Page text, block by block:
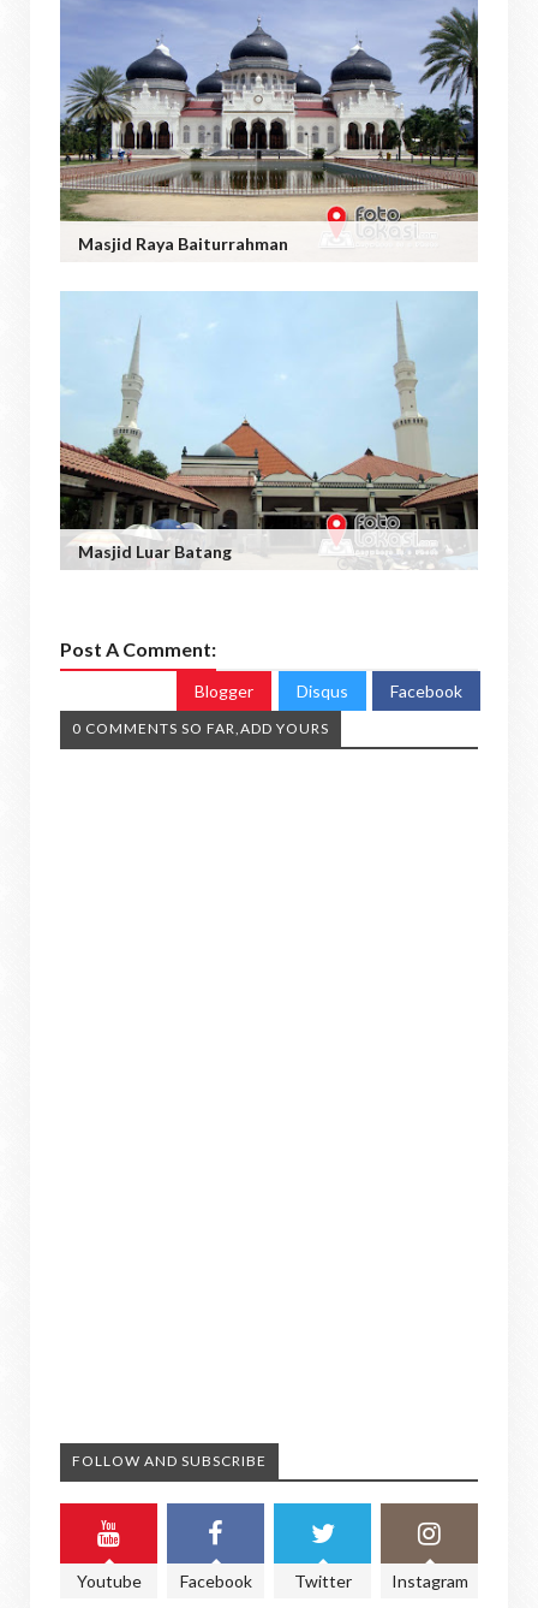
Masjid Raya Baiturrahman
Masjid Luar Batang
Post A Comment:
Blogger Disqus Facebook
0 COMMENTS SO FAR,ADD YOURS
FOLLOW AND SUBSCRIBE
Youtube Facebook Twitter Instagram